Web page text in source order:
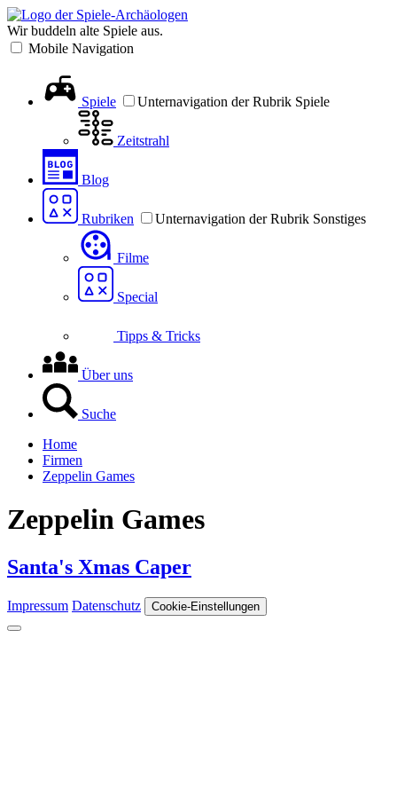
Wir buddeln alte Spiele aus.
Mobile Navigation
Spiele Unternavigation der Rubrik Spiele
Zeitstrahl
Blog
Rubriken Unternavigation der Rubrik Sonstiges
Filme
Special
Tipps & Tricks
Über uns
Suche
Home
Firmen
Zeppelin Games
Zeppelin Games
Santa's Xmas Caper
Impressum Datenschutz Cookie-Einstellungen